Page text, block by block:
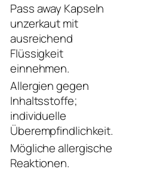
Pass away Kapseln
unzerkaut mit
ausreichend
Flüssigkeit
einnehmen.
Allergien gegen
Inhaltsstoffe;
individuelle
Überempfindlichkeit.
Mögliche allergische
Reaktionen.